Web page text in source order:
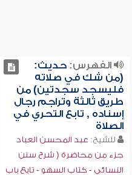
الفهرس:حديث:
(من شك في صلاته
فليسجد سجدتين) من
طريق ثالثة وتراجم رجال
إسناده , تابع التحري في
الصلاة
للشيخ: عبد المحسن العباد
جزء من محاضرة ( شرح سنن
النسائي - كتاب السهو - تابع باب